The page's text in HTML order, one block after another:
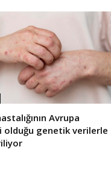
Avrupa
olduğu genetik verilerle